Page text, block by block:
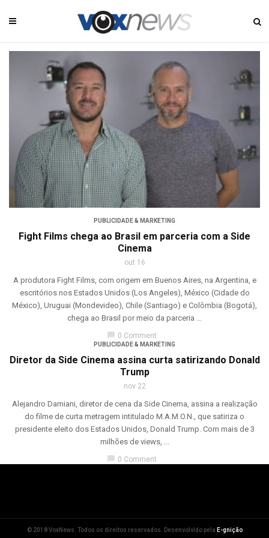
PUBLICIDADE & MARKETING
Fight Films chega ao Brasil em parceria com a Side
Cinema
out 16
A produtora Fight Films, com origem em Buenos Aires, na Argentina, e
escritórios nos Estados Unidos (Los Angeles), México (Cidade do
México), Uruguai (Mondevideo), Chile (Santiago) e Colômbia (Bogotá),
chega ao Brasil por meio da parceria ...
chat_bubble 0 Comment
PUBLICIDADE & MARKETING
Diretor da Side Cinema assina curta satirizando Donald
Trump
nov 22
Alejandro Damiani, diretor de cena da Side Cinema, assina a realização
do filme de curta metragem intitulado M.A.M.O.N., que satiriza o
presidente eleito dos Estados Unidos, Donald Trump. Com mais de 3
milhões de views, ...
chat_bubble 0 Comment
© 2018 VoxNews. Todos os direitos reservados. Desenvolvido pela E-gnição